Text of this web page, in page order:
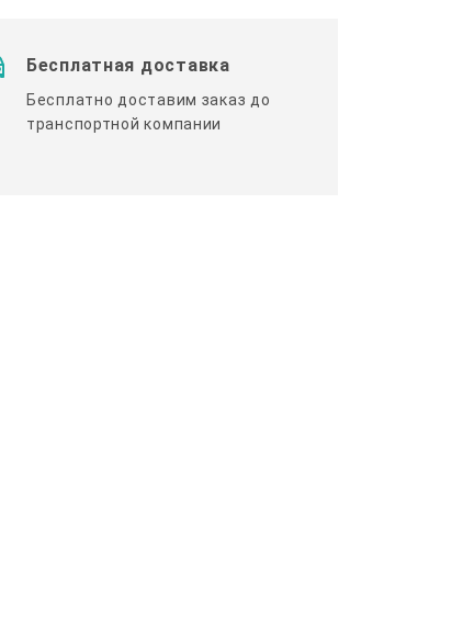
Бесплатная доставка
Бесплатно доставим заказ до
транспортной компании